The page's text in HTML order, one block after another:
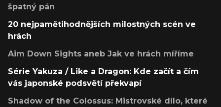
špatný pán
20 nejpamětihodnějších milostných scén ve
hrách
Aim Down Sights aneb Jak ve hrách míříme
Série Yakuza / Like a Dragon: Kde začít a čím
vás japonské podsvětí překvapí
Shadow of the Colossus: Mistrovské dílo, které